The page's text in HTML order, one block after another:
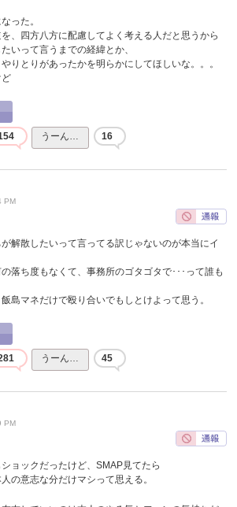
った。
、四方八方に配慮してよく考える人だと思うから
いって言うまでの経緯とか、
りとりがあったかを明らかにしてほしいな。。。
ど
うーん… 16
PM
解散したいって言ってる訳じゃないのが本当にイ
落ち度もなくて、事務所のゴタゴタで･･･って誰も
島マネだけで殴り合いでもしとけよって思う。
うーん… 45
PM
ョックだったけど、SMAP見てたら
の意志な分だけマシって思える。